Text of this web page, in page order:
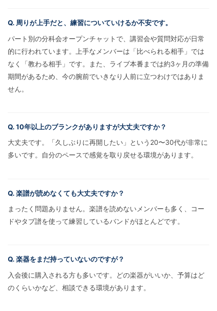
Q. 周りが上手だと、練習についていけるか不安です。
パート別の分科会オープンチャットで、講習会や質問対応が日常
的に行われています。上手なメンバーは「比べられる相手」では
なく「教わる相手」です。また、ライブ本番までは約3ヶ月の準備
期間があるため、今の腕前でいきなり人前に立つわけではありま
せん。
Q. 10年以上のブランクがありますが大丈夫ですか？
大丈夫です。「久しぶりに再開したい」という20〜30代が非常に
多いです。自分のペースで感覚を取り戻せる環境があります。
Q. 楽譜が読めなくても大丈夫ですか？
まったく問題ありません。楽譜を読めないメンバーも多く、コー
ドやタブ譜を使って練習しているバンドがほとんどです。
Q. 楽器をまだ持っていないのですが？
入会後に購入される方も多いです。どの楽器がいいか、予算はど
のくらいかなど、相談できる環境があります。